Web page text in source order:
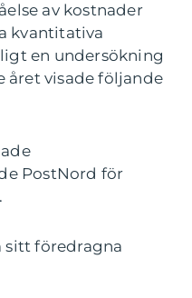
av kostnader
kvantitativa
en undersökning
året visade följande
PostNord för
sitt föredragna